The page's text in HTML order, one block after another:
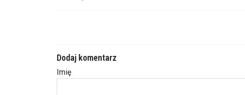
Dodaj komentarz
Imię